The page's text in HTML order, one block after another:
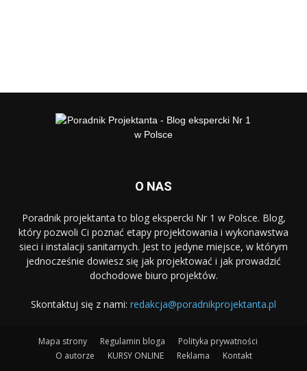
O NAS
Poradnik projektanta to blog ekspercki Nr 1 w Polsce. Blog,
który pozwoli Ci poznać etapy projektowania i wykonawstwa
sieci i instalacji sanitarnych. Jest to jedyne miejsce, w którym
jednocześnie dowiesz się jak projektować i jak prowadzić
dochodowe biuro projektów.
Skontaktuj się z nami: redakcja@poradnikprojektanta.pl
Mapa strony Regulamin bloga
Polityka prywatności
O autorze
KURSY ONLINE Reklama Kontakt